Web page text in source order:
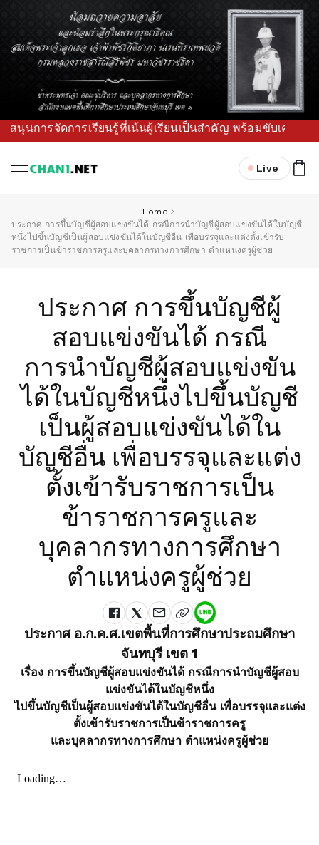
การเรียนรู้ที่เน้นผู้เรียนเป็นสำคัญ พร้อมขับเคลื่อน
Live
Home
ประกาศ การขึ้นบัญชีผู้สอบแข่งขันได้ กรณีการนำบัญชีผู้สอบแข่งขันได้ในบัญชี
หนึ่งไปขึ้นบัญชีเป็นผู้สอบแข่งขันได้ในบัญชีอื่น เพื่อบรรจุและแต่งตั้งเข้ารับ
ราชการเป็นข้าราชการครูและบุคลากรทางการศึกษา ตำแหน่งครูผู้ช่วย
ประกาศ การขึ้นบัญชีผู้
สอบแข่งขันได้ กรณี
การนำบัญชีผู้สอบแข่งขัน
ได้ในบัญชีหนึ่งไปขึ้นบัญชี
เป็นผู้สอบแข่งขันได้ใน
บัญชีอื่น เพื่อบรรจุและแต่ง
ตั้งเข้ารับราชการเป็น
ข้าราชการครูและ
บุคลากรทางการศึกษา
ตำแหน่งครูผู้ช่วย
ประกาศ อ.ก.ค.ศ.เขตพื้นที่การศึกษาประถมศึกษา
จันทบุรี เขต 1
เรื่อง การขึ้นบัญชีผู้สอบแข่งขันได้ กรณีการนำบัญชีผู้สอบ
แข่งขันได้ในบัญชีหนึ่ง
ไปขึ้นบัญชีเป็นผู้สอบแข่งขันได้ในบัญชีอื่น เพื่อบรรจุและแต่ง
ตั้งเข้ารับราชการเป็นข้าราชการครู
และบุคลากรทางการศึกษา ตำแหน่งครูผู้ช่วย